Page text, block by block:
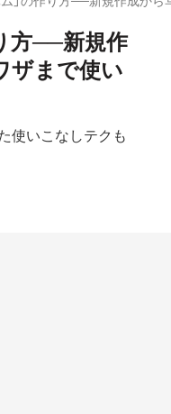
方──新規作
ザまで使い
使いこなしテクも